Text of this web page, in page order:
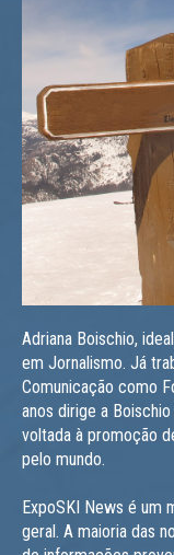
Adriana Boischio,
em Jornalismo. Já
Comunicação como
anos dirige a
voltada à promoção
pelo mundo.
ExpoSKI News é um
geral. A maioria das